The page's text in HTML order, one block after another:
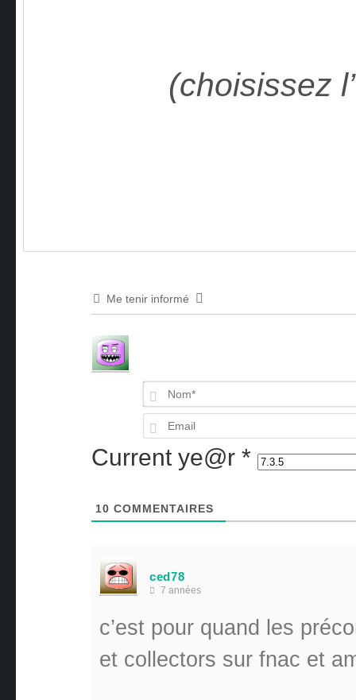
(choisissez
Me tenir informé
Current ye@r *
10 COMMENTAIRES
ced78
7 années
c’est pour quand les
et collectors sur fnac et